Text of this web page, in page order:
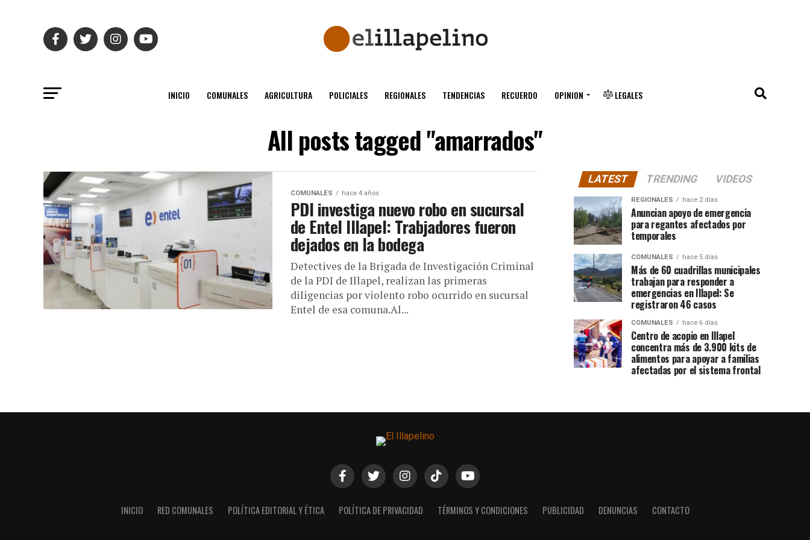
INICIO COMUNALES AGRICULTURA POLICIALES REGIONALES TENDENCIAS RECUERDO OPINION LEGALES
All posts tagged "amarrados"
COMUNALES hace 4 años
PDI investiga nuevo robo en sucursal
de Entel Illapel: Trabjadores fueron
dejados en la bodega
Detectives de la Brigada de Investigación Criminal
de la PDI de Illapel, realizan las primeras
diligencias por violento robo ocurrido en sucursal
Entel de esa comuna.Al...
LATEST TRENDING VIDEOS
REGIONALES hace 2 días
Anuncian apoyo de emergencia
para regantes afectados por
temporales
COMUNALES hace 5 días
Más de 60 cuadrillas municipales
trabajan para responder a
emergencias en Illapel: Se
registraron 46 casos
COMUNALES hace 6 días
Centro de acopio en Illapel
concentra más de 3.900 kits de
alimentos para apoyar a familias
afectadas por el sistema frontal
INICIO RED COMUNALES POLÍTICA EDITORIAL Y ÉTICA POLÍTICA DE PRIVACIDAD TÉRMINOS Y CONDICIONES PUBLICIDAD DENUNCIAS CONTACTO